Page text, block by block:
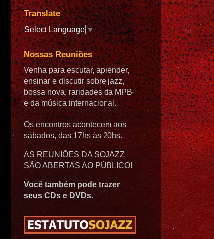
Translate
Select Language▼
Nossas Reuniões
Venha para escutar, aprender,
ensinar e discutir sobre jazz,
bossa nova, raridades da MPB
e da música internacional.
Os encontros acontecem aos
sábados, das 17hs às 20hs.
AS REUNIÕES DA SOJAZZ
SÃO ABERTAS AO PÚBLICO!
Você também pode trazer
seus CDs e DVDs.